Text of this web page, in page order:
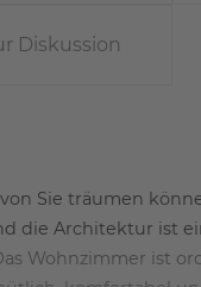
Diskussion
Sie träumen
die Architektur ist
Wohnzimmer ist